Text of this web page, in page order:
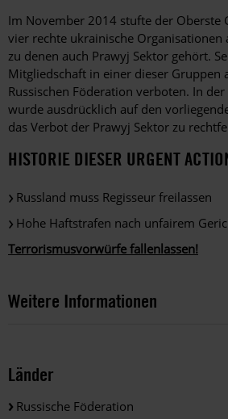
Im November 2014 stufte der Oberste
vier rechte ukrainische Organisationen
zu denen auch Prawyj Sektor gehört.
Mitgliedschaft in einer dieser Gruppen
Russischen Föderation verboten. In
wurde ausdrücklich auf den
das Verbot der Prawyj Sektor zu
HISTORIE DIESER URGENT
Russland muss Regisseur freilassen
Hohe Haftstrafen nach unfairem
Terrorismusvorwürfe fallenlassen!
Weitere Informationen
Länder
Russische Föderation